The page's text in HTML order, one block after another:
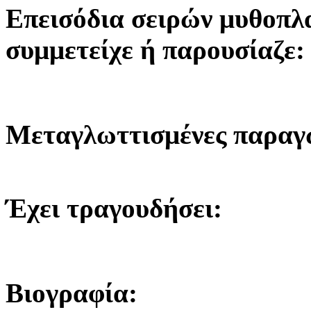
Επεισόδια σειρών
συμμετείχε ή παρουσίαζε:
Μεταγλωττισμένες
Έχει τραγουδήσει:
Βιογραφία: